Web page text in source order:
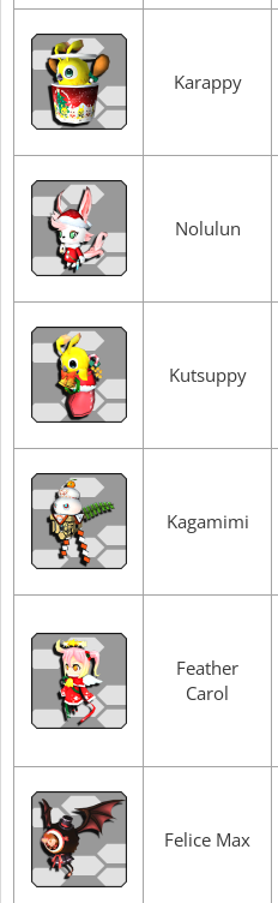
Karappy
Nolulun
Kutsuppy
Kagamimi
Feather
Carol
Felice Max